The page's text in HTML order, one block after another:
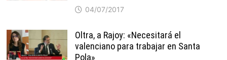
04/07/2017
Oltra, a Rajoy: «Necesitará el
valenciano para trabajar en Santa
Pola»